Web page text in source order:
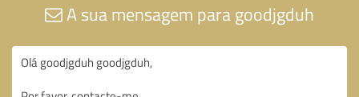
A sua mensagem para goodjgduh